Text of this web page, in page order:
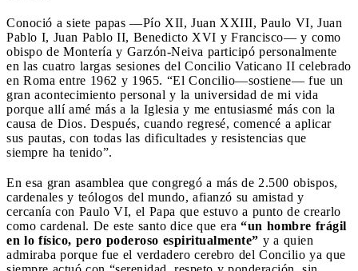
Conoció a siete papas —Pío XII, Juan XXIII, Paulo VI, Juan
Pablo I, Juan Pablo II, Benedicto XVI y Francisco— y como
obispo de Montería y Garzón-Neiva participó personalmente
en las cuatro largas sesiones del Concilio Vaticano II celebrado
en Roma entre 1962 y 1965. “El Concilio—sostiene— fue un
gran acontecimiento personal y la universidad de mi vida
porque allí amé más a la Iglesia y me entusiasmé más con la
causa de Dios. Después, cuando regresé, comencé a aplicar
sus pautas, con todas las dificultades y resistencias que
siempre ha tenido”.
En esa gran asamblea que congregó a más de 2.500 obispos,
cardenales y teólogos del mundo, afianzó su amistad y
cercanía con Paulo VI, el Papa que estuvo a punto de crearlo
como cardenal. De este santo dice que era “un hombre frágil
en lo físico, pero poderoso espiritualmente” y a quien
admiraba porque fue el verdadero cerebro del Concilio ya que